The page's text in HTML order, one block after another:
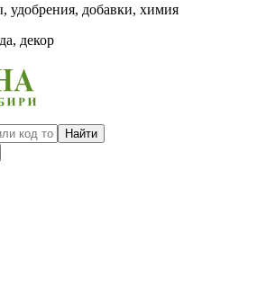
удобрения, добавки, химия
декор
Найти